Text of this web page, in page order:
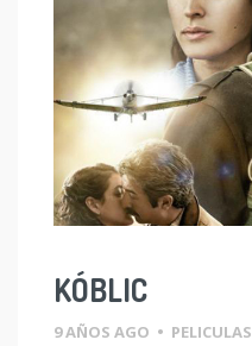
KÓBLIC
9 AÑOS AGO • PELICULAS